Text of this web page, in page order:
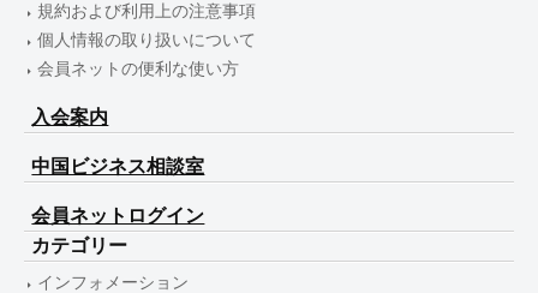
規約および利用上の注意事項
個人情報の取り扱いについて
会員ネットの便利な使い方
入会案内
中国ビジネス相談室
会員ネットログイン
カテゴリー
インフォメーション